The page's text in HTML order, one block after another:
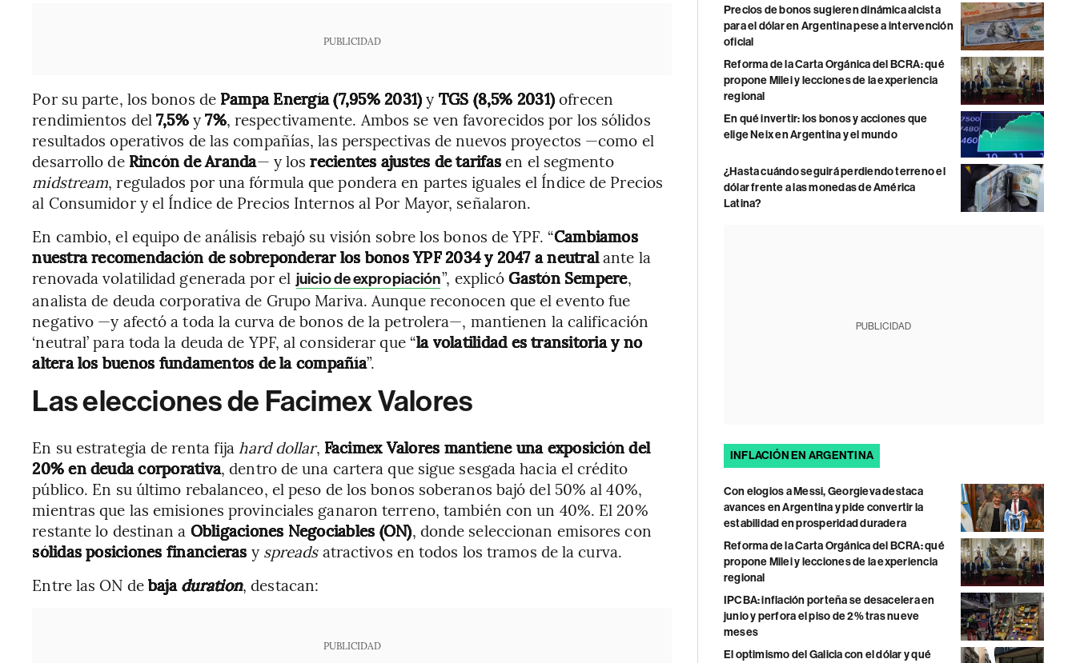
PUBLICIDAD
Por su parte, los bonos de Pampa Energía (7,95% 2031)y TGS (8,5% 2031)ofrecen
rendimientos del7,5%y7%, respectivamente. Ambos se ven favorecidos por los sólidos
resultados operativos de las compañías, las perspectivas de nuevos proyectos —como el
desarrollo de Rincón de Aranda— y losrecientes ajustes de tarifasen el segmento
midstream, regulados por una fórmula que pondera en partes iguales el Índice de Precios
al Consumidor y el Índice de Precios Internos al Por Mayor, señalaron.
En cambio, el equipo de análisis rebajó su visión sobre los bonos de YPF. “Cambiamos
nuestra recomendación de sobreponderar los bonos YPF 2034 y 2047 a neutralante la
renovada volatilidad generada por el juicio de expropiación”, explicóGastón Sempere,
analista de deuda corporativa de Grupo Mariva. Aunque reconocen que el evento fue
negativo —y afectó a toda la curva de bonos de la petrolera—, mantienen la calificación
‘neutral’ para toda la deuda de YPF, al considerar que “la volatilidad es transitoria y no
altera los buenos fundamentos de la compañía”.
Las elecciones de Facimex Valores
En su estrategia de renta fija hard dollar, Facimex Valores mantiene una exposición del
20% en deuda corporativa, dentro de una cartera que sigue sesgada hacia el crédito
público. En su último rebalanceo, el peso de los bonos soberanos bajó del 50% al 40%,
mientras que las emisiones provinciales ganaron terreno, también con un 40%. El 20%
restante lo destinan a Obligaciones Negociables (ON), donde seleccionan emisores con
sólidas posiciones financieras y spreadsatractivos en todos los tramos de la curva.
Entre las ON debajaduration, destacan:
PUBLICIDAD
Precios de bonos sugieren dinámica alcista
para el dólar en Argentina pese a intervención
oficial
Reforma de la Carta Orgánica del BCRA: qué
propone Milei y lecciones de la experiencia
regional
En qué invertir: los bonos y acciones que
elige Neix en Argentina y el mundo
¿Hasta cuándo seguirá perdiendo terreno el
dólar frente a las monedas de América
Latina?
PUBLICIDAD
INFLACIÓN EN ARGENTINA
Con elogios a Messi, Georgieva destaca
avances en Argentina y pide convertir la
estabilidad en prosperidad duradera
Reforma de la Carta Orgánica del BCRA: qué
propone Milei y lecciones de la experiencia
regional
IPCBA: inflación porteña se desacelera en
junio y perfora el piso de 2% tras nueve
meses
El optimismo del Galicia con el dólar y qué